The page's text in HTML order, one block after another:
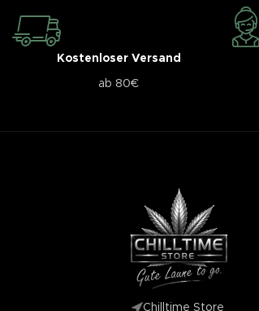
Kostenloser Versand
ab 80€
Chilltime Store